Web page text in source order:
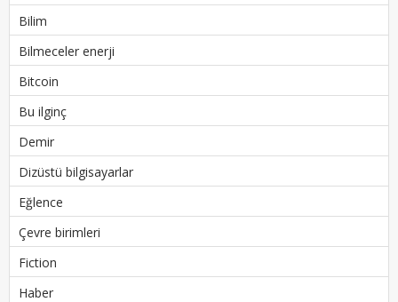
Bilim
Bilmeceler enerji
Bitcoin
Bu ilginç
Demir
Dizüstü bilgisayarlar
Eğlence
Çevre birimleri
Fiction
Haber